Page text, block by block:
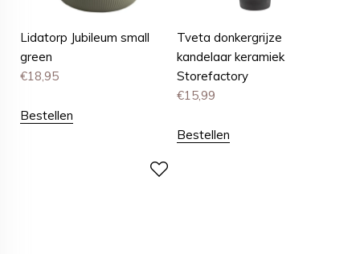
Lidatorp Jubileum small
green
€18,95
Bestellen
Tveta donkergrijze
kandelaar keramiek
Storefactory
€15,99
Bestellen